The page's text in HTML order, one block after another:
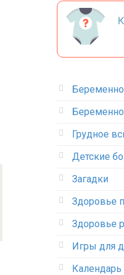
Грудное
Детские
Загадки
Здоровье
Здоровье
Игры для